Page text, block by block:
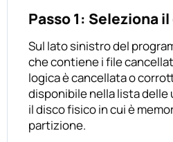
Passo 1: Seleziona
Sul lato sinistro del
che contiene i file
logica è cancellata o
disponibile nella lista
il disco fisico in cui è
partizione.